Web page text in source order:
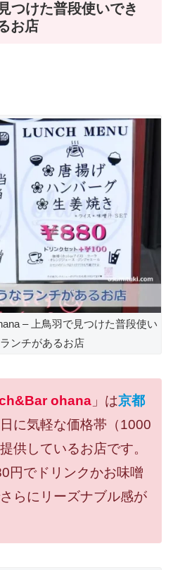
つけた普段使いでき
お店
– 上鳥羽で見つけた普段使い
ンチがあるお店
ohana 」は京都
に気軽な価格帯（1000
供しているお店です。
円でドリンクかお味噌
らにリーズナブル感が